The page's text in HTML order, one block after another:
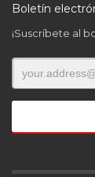
Boletín
¡Suscríbete al